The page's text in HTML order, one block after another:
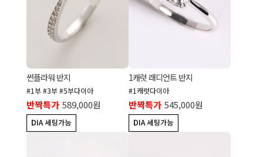
썬플라워 반지
#1부 #3부 #5부다이아
반짝특가 589,000원
1캐럿 래디언트 반지
#1캐럿다이아
반짝특가 545,000원